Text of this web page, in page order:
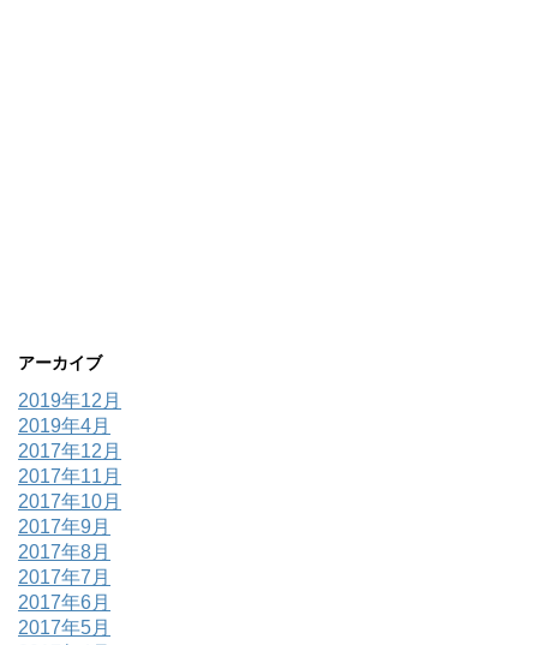
アーカイブ
2019年12月
2019年4月
2017年12月
2017年11月
2017年10月
2017年9月
2017年8月
2017年7月
2017年6月
2017年5月